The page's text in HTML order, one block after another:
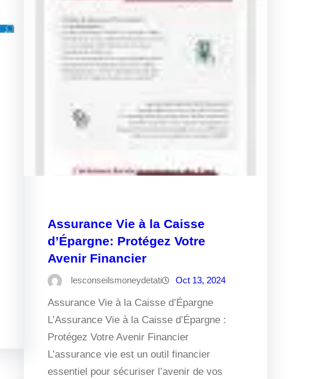
Assurance Vie à la Caisse
d’Épargne: Protégez Votre
Avenir Financier
lesconseilsmoneydetati Oct 13, 2024
Assurance Vie à la Caisse d’Épargne
L’Assurance Vie à la Caisse d’Épargne :
Protégez Votre Avenir Financier
L’assurance vie est un outil financier
essentiel pour sécuriser l’avenir de vos